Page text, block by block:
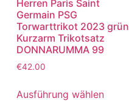
Herren Paris Saint
Germain PSG
Torwarttrikot 2023 grün
Kurzarm Trikotsatz
DONNARUMMA 99
€42.00
Ausführung wählen